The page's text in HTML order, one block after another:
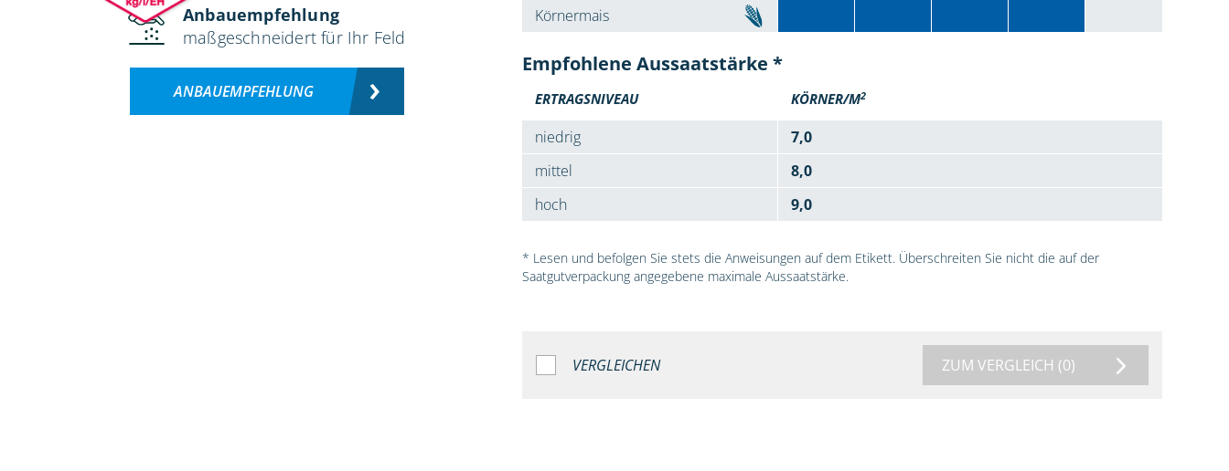
Anbauempfehlung
maßgeschneidert für Ihr Feld
ANBAUEMPFEHLUNG
Körnermais
Empfohlene Aussaatstärke *
ERTRAGSNIVEAU KÖRNER/M2
niedrig
7,0
mittel
8,0
hoch
9,0
* Lesen und befolgen Sie stets die Anweisungen auf dem Etikett. Überschreiten Sie nicht die auf der
Saatgutverpackung angegebene maximale Aussaatstärke.
VERGLEICHEN ZUM VERGLEICH (0)